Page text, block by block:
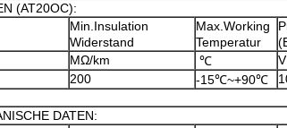
(AT20OC):
Min.Insulation
Widerstand
Max.Working
Temperatur
MΩ/km
℃ V
200 -15℃~+90℃
DATEN: